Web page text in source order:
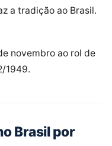
a tradição ao Brasil.
novembro ao rol de
1949.
Brasil por